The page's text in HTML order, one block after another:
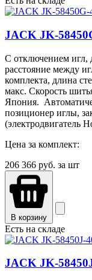
JACK JK-
С отключением игл,
расстояние между
комплекта, длина
макс. Скорость
Япония.
позиционер иглы,
(электродвигатель
Цена за комплект:
206 366 руб. за шт
В корзину
Есть на складе
JACK JK-